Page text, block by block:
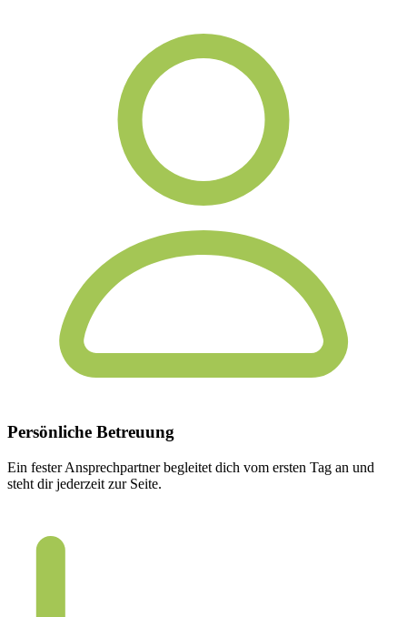
Persönliche Betreuung
Ein fester Ansprechpartner begleitet dich vom ersten Tag an und
steht dir jederzeit zur Seite.